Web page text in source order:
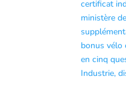
certificat
ministère
bonus vélo
en cinq
Industrie,